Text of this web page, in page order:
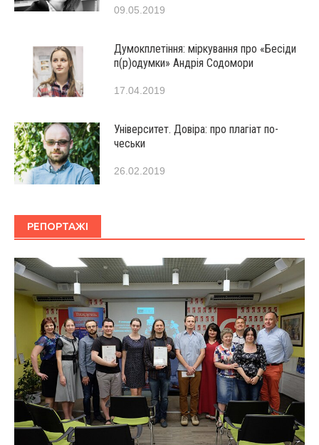
09.05.2019
Думокплетіння: міркування про «Бесіди
п(р)одумки» Андрія Содомори
17.04.2019
Університет. Довіра: про плагіат по-
чеськи
26.02.2019
РЕПОРТАЖІ